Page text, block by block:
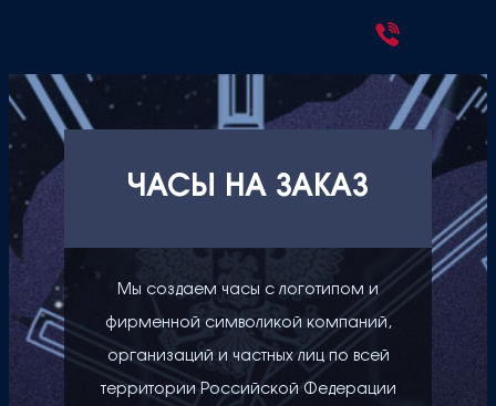
ЧАСЫ НА ЗАКАЗ
Мы создаем часы с логотипом и
фирменной символикой компаний,
организаций и частных лиц по всей
территории Российской Федерации